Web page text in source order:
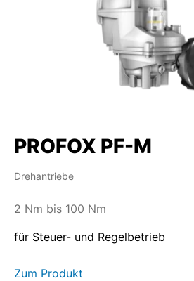
PROFOX PF-M
Drehantriebe
2 Nm bis 100 Nm
für Steuer- und Regelbetrieb
Zum Produkt